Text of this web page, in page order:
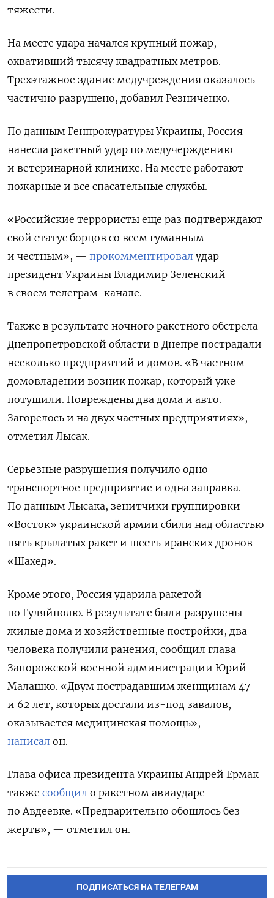
тяжести.
На месте удара начался крупный пожар,
охвативший тысячу квадратных метров.
Трехэтажное здание медучреждения оказалось
частично разрушено, добавил Резниченко.
По данным Генпрокуратуры Украины, Россия
нанесла ракетный удар по медучерждению
и ветеринарной клинике. На месте работают
пожарные и все спасательные службы.
«Российские террористы еще раз подтверждают
свой статус борцов со всем гуманным
и честным», — прокомментировал удар
президент Украины Владимир Зеленский
в своем телеграм-канале.
Также в результате ночного ракетного обстрела
Днепропетровской области в Днепре пострадали
несколько предприятий и домов. «В частном
домовладении возник пожар, который уже
потушили. Повреждены два дома и авто.
Загорелось и на двух частных предприятиях», —
отметил Лысак.
Серьезные разрушения получило одно
транспортное предприятие и одна заправка.
По данным Лысака, зенитчики группировки
«Восток» украинской армии сбили над областью
пять крылатых ракет и шесть иранских дронов
«Шахед».
Кроме этого, Россия ударила ракетой
по Гуляйполю. В результате были разрушены
жилые дома и хозяйственные постройки, два
человека получили ранения, сообщил глава
Запорожской военной администрации Юрий
Малашко. «Двум пострадавшим женщинам 47
и 62 лет, которых достали из-под завалов,
оказывается медицинская помощь», —
написал он.
Глава офиса президента Украины Андрей Ермак
также сообщил о ракетном авиаударе
по Авдеевке. «Предварительно обошлось без
жертв», — отметил он.
ПОДПИСАТЬСЯ НА ТЕЛЕГРАМ